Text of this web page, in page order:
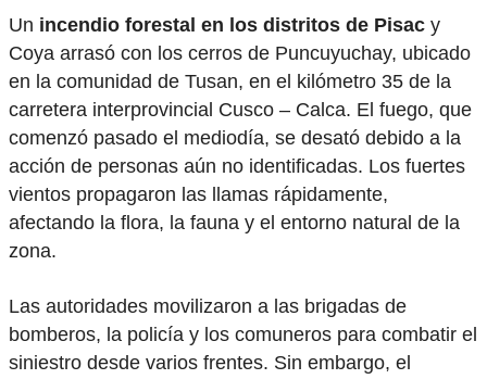
Un incendio forestal en los distritos de Pisac y
Coya arrasó con los cerros de Puncuyuchay, ubicado
en la comunidad de Tusan, en el kilómetro 35 de la
carretera interprovincial Cusco – Calca. El fuego, que
comenzó pasado el mediodía, se desató debido a la
acción de personas aún no identificadas. Los fuertes
vientos propagaron las llamas rápidamente,
afectando la flora, la fauna y el entorno natural de la
zona.
Las autoridades movilizaron a las brigadas de
bomberos, la policía y los comuneros para combatir el
siniestro desde varios frentes. Sin embargo, el